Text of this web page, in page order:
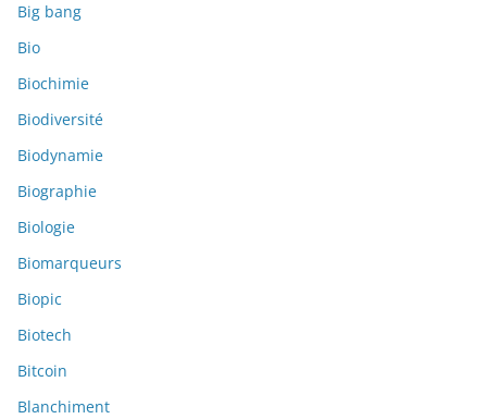
Big bang
Bio
Biochimie
Biodiversité
Biodynamie
Biographie
Biologie
Biomarqueurs
Biopic
Biotech
Bitcoin
Blanchiment